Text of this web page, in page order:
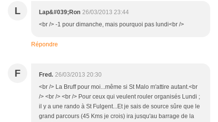
L Lap&#039;Ron 26/03/2013 23:44
<br /> -1 pour dimanche, mais pourquoi pas lundi<br />
Répondre
F Fred. 26/03/2013 20:30
<br /> La Bruff pour moi...même si St Malo m'attire autant.<br
/> <br /> <br /> Pour ceux qui veulent rouler organisés Lundi ;
il y a une rando à St Fulgent...Et je sais de source sûre que le
grand parcours (45 Kms je crois) ira jusqu'au barrage de la